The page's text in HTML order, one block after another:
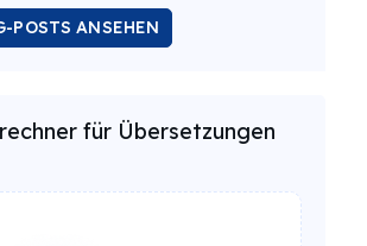
POSTS ANSEHEN
für Übersetzungen